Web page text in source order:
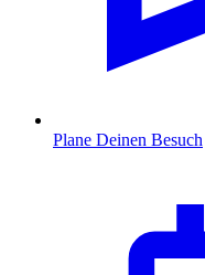
Plane Deinen Besuch